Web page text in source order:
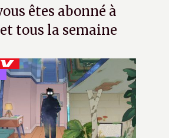
êtes abonné à
tous la semaine